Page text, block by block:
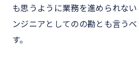
も思うように業務を進められな
ンジニアとしてのの勘とも言う
す。